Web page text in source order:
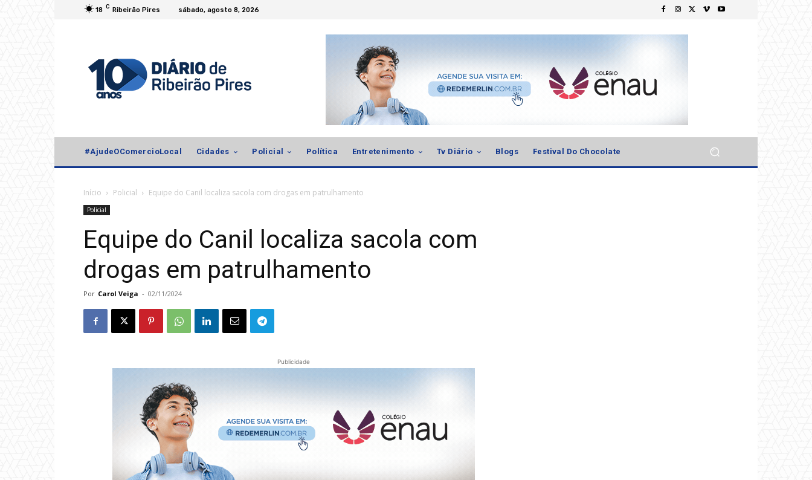
18 C Ribeirão Pires sábado, agosto 8, 2026
#AjudeOComercioLocal Cidades Policial Política Entretenimento Tv Diário Blogs Festival Do Chocolate
Início Policial Equipe do Canil localiza sacola com drogas em patrulhamento
Policial
Equipe do Canil localiza sacola com
drogas em patrulhamento
Por Carol Veiga - 02/11/2024
Publicidade